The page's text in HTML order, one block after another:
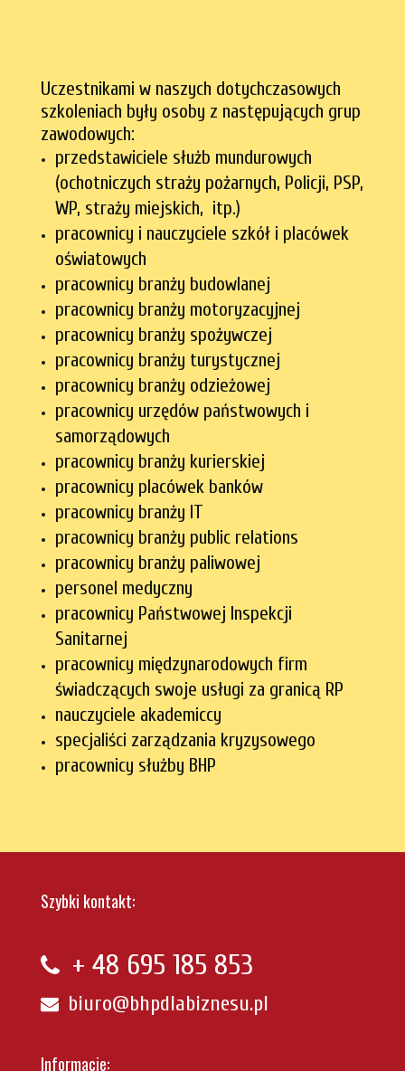
Uczestnikami w naszych dotychczasowych
szkoleniach były osoby z następujących grup
zawodowych:
przedstawiciele służb mundurowych
(ochotniczych straży pożarnych, Policji, PSP,
WP, straży miejskich, itp.)
pracownicy i nauczyciele szkół i placówek
oświatowych
pracownicy branży budowlanej
pracownicy branży motoryzacyjnej
pracownicy branży spożywczej
pracownicy branży turystycznej
pracownicy branży odzieżowej
pracownicy urzędów państwowych i
samorządowych
pracownicy branży kurierskiej
pracownicy placówek banków
pracownicy branży IT
pracownicy branży public relations
pracownicy branży paliwowej
personel medyczny
pracownicy Państwowej Inspekcji
Sanitarnej
pracownicy międzynarodowych firm
świadczących swoje usługi za granicą RP
nauczyciele akademiccy
specjaliści zarządzania kryzysowego
pracownicy służby BHP
Szybki kontakt:
+ 48 695 185 853
biuro@bhpdlabiznesu.pl
Informacje: